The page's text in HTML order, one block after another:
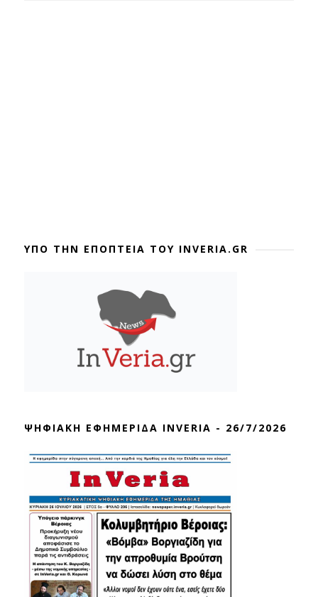
ΥΠΟ ΤΗΝ ΕΠΟΠΤΕΙΑ ΤΟΥ INVERIA.GR
ΨΗΦΙΑΚΗ ΕΦΗΜΕΡΙΔΑ INVERIA - 26/7/2026